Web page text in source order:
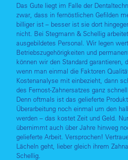
Das Gute liegt im Falle der
zwar, dass in fernöstlichen Gefilden
billiger ist – besser ist sie dort
nicht. Bei Stegmann & Schellig
ausgebildetes Personal. Wir legen
Betriebszugehörigkeiten und
können wir den Standard garantieren,
wenn man einmal die Faktoren
Kostenanalyse mit einbezieht, dann
des Fernost-Zahnersatzes ganz
Denn oftmals ist das gelieferte
Überarbeitung noch einmal um den
werden – das kostet Zeit und Geld.
übernimmt auch über Jahre hinweg
gelieferte Arbeit. Versprochen!
Lächeln geht, lieber gleich ihrem
Schellig.